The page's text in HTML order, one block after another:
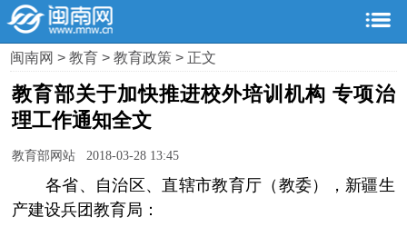
闽南网>教育>教育政策> 正文
教育部关于加快推进校外培训机构 专项治
理工作通知全文
教育部网站 2018-03-28 13:45
各省、自治区、直辖市教育厅（教委），新疆生
产建设兵团教育局：